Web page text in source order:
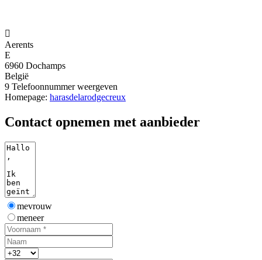

Aerents
E
6960 Dochamps
België
9 Telefoonnummer weergeven
Homepage: harasdelarodgecreux
Contact opnemen met aanbieder
mevrouw
meneer